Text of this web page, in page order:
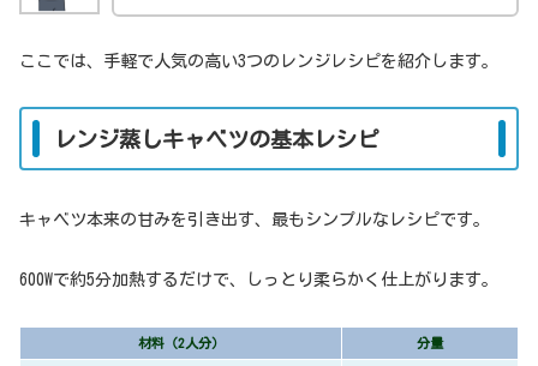
ここでは、手軽で人気の高い3つのレンジレシピを紹介します。
レンジ蒸しキャベツの基本レシピ
キャベツ本来の甘みを引き出す、最もシンプルなレシピです。
600Wで約5分加熱するだけで、しっとり柔らかく仕上がります。
材料（2人分） 分量